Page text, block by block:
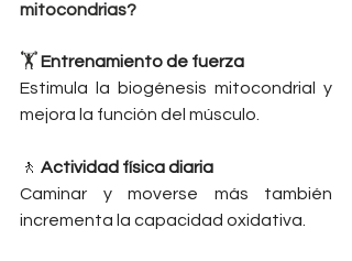
mitocondrias?
🏋️ Entrenamiento de fuerza
Estimula la biogénesis mitocondrial y
mejora la función del músculo.
🚶 Actividad física diaria
Caminar y moverse más también
incrementa la capacidad oxidativa.